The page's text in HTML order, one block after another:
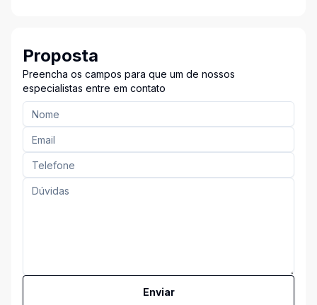
Proposta
Preencha os campos para que um de nossos
especialistas entre em contato
Enviar